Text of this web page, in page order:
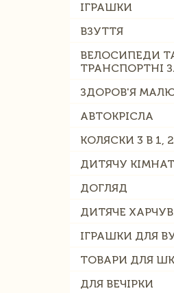
ІГРАШКИ
ВЗУТТЯ
ВЕЛОСИПЕДИ
ТРАНСПОРТНІ
ЗДОРОВ'Я
АВТОКРІСЛА
КОЛЯСКИ 3 В 1,
ДИТЯЧУ
ДОГЛЯД
ДИТЯЧЕ
ІГРАШКИ ДЛЯ
ТОВАРИ ДЛЯ
ДЛЯ ВЕЧІРКИ